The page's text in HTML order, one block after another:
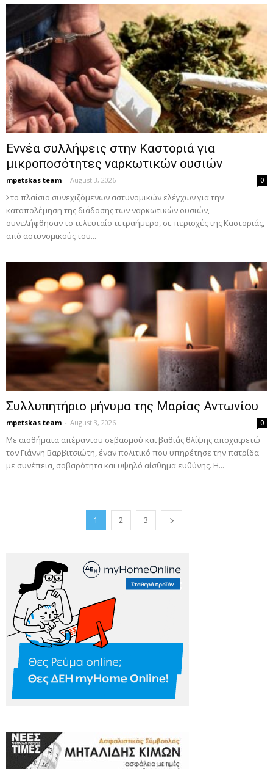
Εννέα συλλήψεις στην Καστοριά για
μικροποσότητες ναρκωτικών ουσιών
mpetskas team - August 3, 2026 0
Στο πλαίσιο συνεχιζόμενων αστυνομικών ελέγχων για την
καταπολέμηση της διάδοσης των ναρκωτικών ουσιών,
συνελήφθησαν το τελευταίο τετραήμερο, σε περιοχές της Καστοριάς,
από αστυνομικούς του...
Συλλυπητήριο μήνυμα της Μαρίας Αντωνίου
mpetskas team - August 3, 2026 0
Με αισθήματα απέραντου σεβασμού και βαθιάς θλίψης αποχαιρετώ
τον Γιάννη Βαρβιτσιώτη, έναν πολιτικό που υπηρέτησε την πατρίδα
με συνέπεια, σοβαρότητα και υψηλό αίσθημα ευθύνης. Η...
1 2 3